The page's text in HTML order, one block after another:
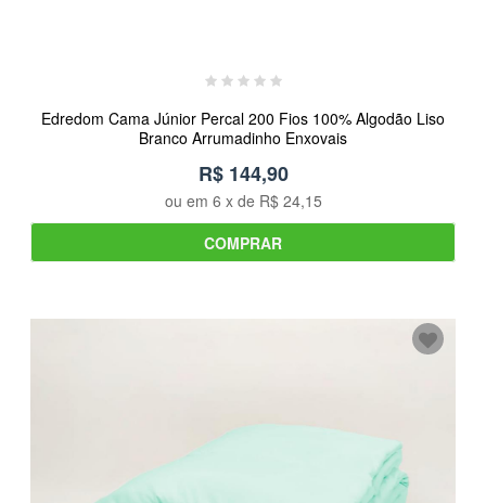
Edredom Cama Júnior Percal 200 Fios 100% Algodão Liso
Branco Arrumadinho Enxovais
R$ 144,90
ou em 6 x de R$ 24,15
COMPRAR